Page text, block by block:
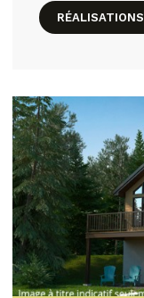
RÉALISATIONS